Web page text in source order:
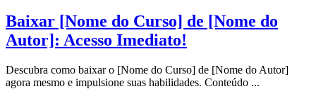
Baixar [Nome do Curso] de [Nome do
Autor]: Acesso Imediato!
Descubra como baixar o [Nome do Curso] de [Nome do Autor]
agora mesmo e impulsione suas habilidades. Conteúdo ...